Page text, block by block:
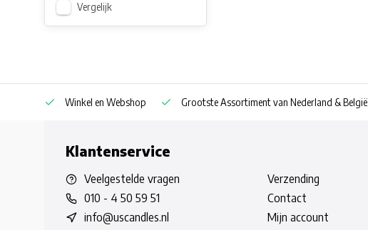
Vergelijk
Winkel en Webshop Grootste Assortiment van Nederland & België
Klantenservice
Veelgestelde vragen
010 - 4 50 59 51
info@uscandles.nl
Verzending
Contact
Mijn account